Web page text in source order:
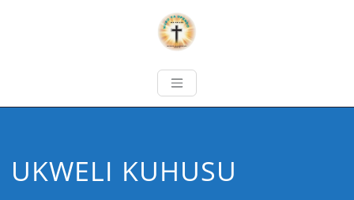
UKWELI KUHUSU